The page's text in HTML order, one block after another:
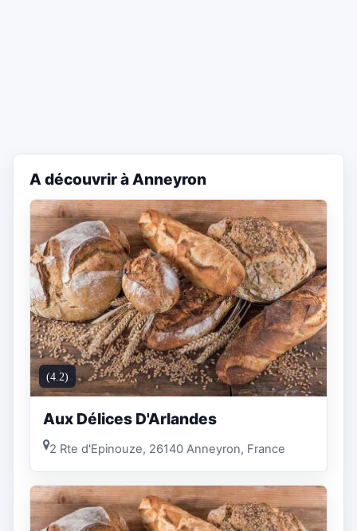
A découvrir à Anneyron
(4.2)
Aux Délices D'Arlandes
2 Rte d'Epinouze, 26140 Anneyron, France